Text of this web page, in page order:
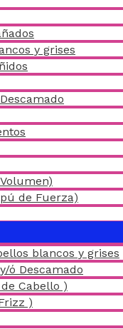
y grises
de Fuerza)
blancos y grises
ó Descamado
Cabello )
)